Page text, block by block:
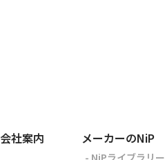
会社案内 メーカーのNiP
- NiPライブラリー